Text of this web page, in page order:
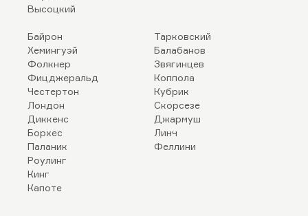
Высоцкий
Байрон
Хемингуэй
Фолкнер
Фицджеральд
Честертон
Лондон
Диккенс
Борхес
Паланик
Роулинг
Кинг
Капоте
Тарковский
Балабанов
Звягинцев
Коппола
Кубрик
Скорсезе
Джармуш
Линч
Феллини